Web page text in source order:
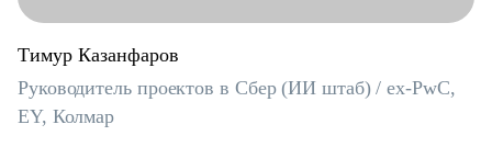
Тимур Казанфаров
Руководитель проектов в Сбер (ИИ штаб) / ex-PwC,
EY, Колмар